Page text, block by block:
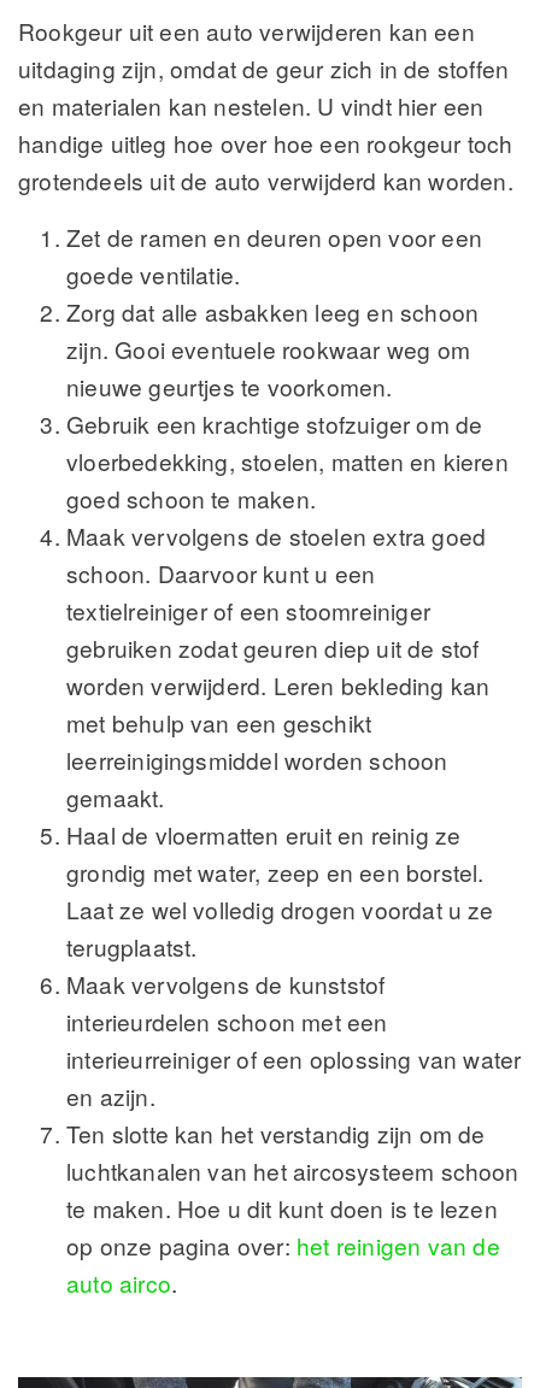
Rookgeur uit een auto verwijderen kan een
uitdaging zijn, omdat de geur zich in de stoffen
en materialen kan nestelen. U vindt hier een
handige uitleg hoe over hoe een rookgeur toch
grotendeels uit de auto verwijderd kan worden.
Zet de ramen en deuren open voor een
goede ventilatie.
Zorg dat alle asbakken leeg en schoon
zijn. Gooi eventuele rookwaar weg om
nieuwe geurtjes te voorkomen.
Gebruik een krachtige stofzuiger om de
vloerbedekking, stoelen, matten en kieren
goed schoon te maken.
Maak vervolgens de stoelen extra goed
schoon. Daarvoor kunt u een
textielreiniger of een stoomreiniger
gebruiken zodat geuren diep uit de stof
worden verwijderd. Leren bekleding kan
met behulp van een geschikt
leerreinigingsmiddel worden schoon
gemaakt.
Haal de vloermatten eruit en reinig ze
grondig met water, zeep en een borstel.
Laat ze wel volledig drogen voordat u ze
terugplaatst.
Maak vervolgens de kunststof
interieurdelen schoon met een
interieurreiniger of een oplossing van water
en azijn.
Ten slotte kan het verstandig zijn om de
luchtkanalen van het aircosysteem schoon
te maken. Hoe u dit kunt doen is te lezen
op onze pagina over: het reinigen van de
auto airco.